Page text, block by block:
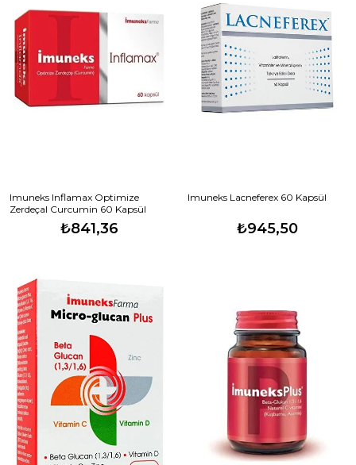
Imuneks Inflamax Optimize
Zerdeçal Curcumin 60 Kapsül
₺841,36
Imuneks Lacneferex 60 Kapsül
₺945,50